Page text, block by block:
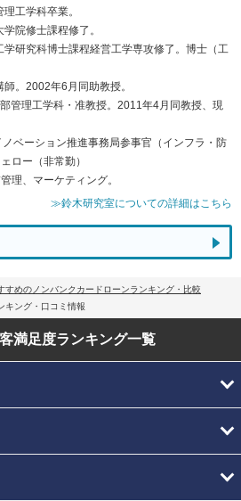
工学科卒業。
院修士課程修了。
研究科博士課程経営工学専攻修了。博士（工
。2002年6月同助教授。
管理工学科・准教授。2011年4月同教授、現
ベーション推進事務局参事官（インフラ・防
ロー（非常勤）
理、マーケティング。
≫鈴木研究室についての詳細はこちら
すめのノンバンクカードローンランキング・比較
キング・口コミ情報
満足度ランキング一覧